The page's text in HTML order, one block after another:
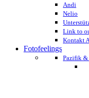
Andi
Nelio
Link to
Kontakt
Fotofeelings
Pazifik &